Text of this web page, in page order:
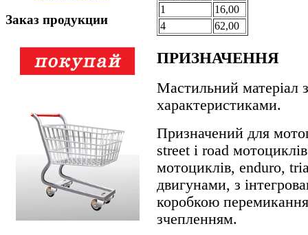
Заказ продукции
1
16,00
4
62,00
ПРИЗНАЧЕННЯ
Мастильний матеріал
характеристиками.
Призначений для
street і road
мотоциклів, enduro,
двигунами, з
коробкою
зчепленням.